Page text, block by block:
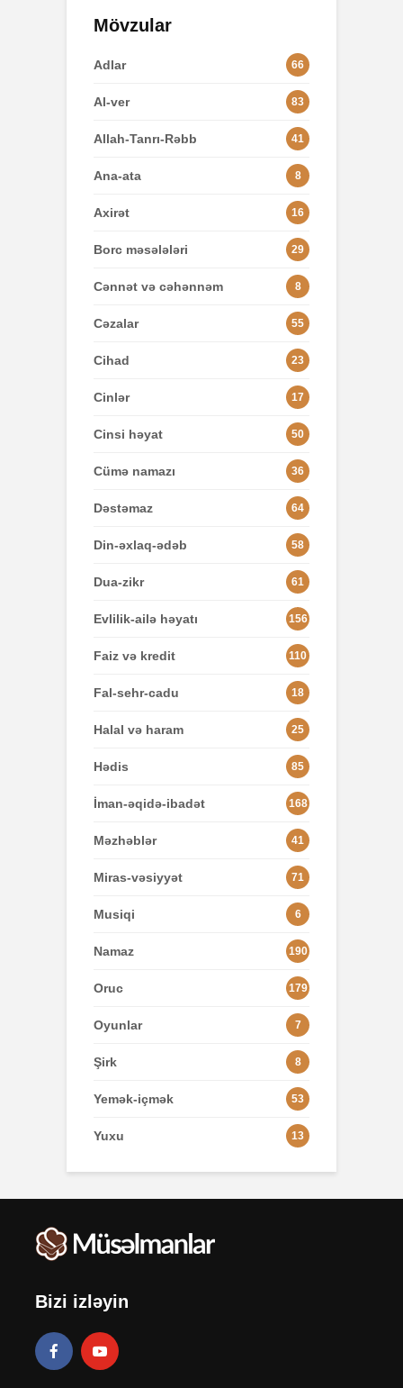
Mövzular
Adlar 66
Al-ver 83
Allah-Tanrı-Rəbb 41
Ana-ata 8
Axirət 16
Borc məsələləri 29
Cənnət və cəhənnəm 8
Cəzalar 55
Cihad 23
Cinlər 17
Cinsi həyat 50
Cümə namazı 36
Dəstəmaz 64
Din-əxlaq-ədəb 58
Dua-zikr 61
Evlilik-ailə həyatı 156
Faiz və kredit 110
Fal-sehr-cadu 18
Halal və haram 25
Hədis 85
İman-əqidə-ibadət 168
Məzhəblər 41
Miras-vəsiyyət 71
Musiqi 6
Namaz 190
Oruc 179
Oyunlar 7
Şirk 8
Yemək-içmək 53
Yuxu 13
Bizi izləyin